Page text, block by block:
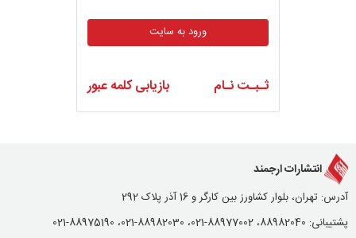
ورود به سایت
ثـبـت نـام بازیابی کلمه عبور
انتشارات ارجمند
آدرس: تهران، بلوار کشاورز بین کارگر و 16 آذر پلاک 292
پشتیبانی: 88982040، 88977002-021، 88982030-021، 88975190-021